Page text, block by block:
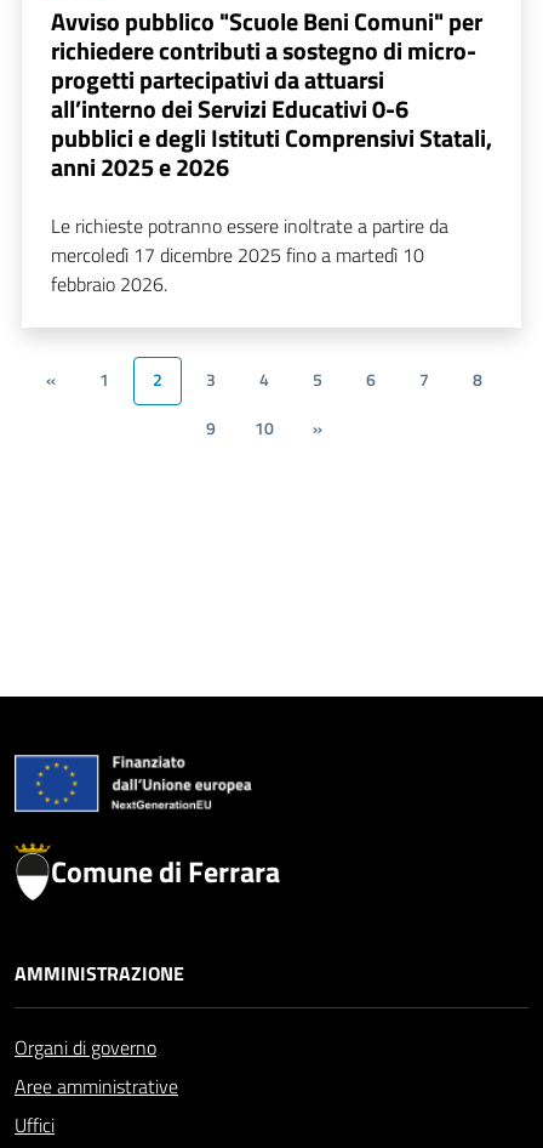
Avviso pubblico "Scuole Beni Comuni" per
richiedere contributi a sostegno di micro-
progetti partecipativi da attuarsi
all’interno dei Servizi Educativi 0-6
pubblici e degli Istituti Comprensivi Statali,
anni 2025 e 2026
Le richieste potranno essere inoltrate a partire da
mercoledì 17 dicembre 2025 fino a martedì 10
febbraio 2026.
« 1 2 3 4 5 6 7
8
9
10 »
Comune di Ferrara
AMMINISTRAZIONE
Organi di governo
Aree amministrative
Uffici